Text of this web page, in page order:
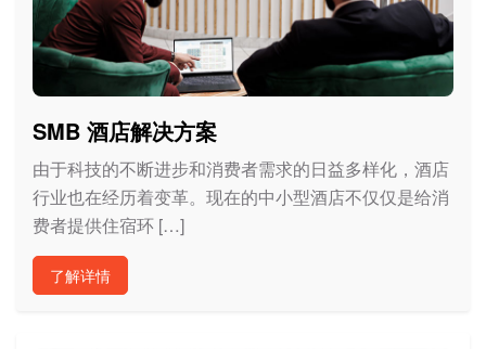
SMB 酒店解决方案
由于科技的不断进步和消费者需求的日益多样化，酒店
行业也在经历着变革。现在的中小型酒店不仅仅是给消
费者提供住宿环 […]
了解详情